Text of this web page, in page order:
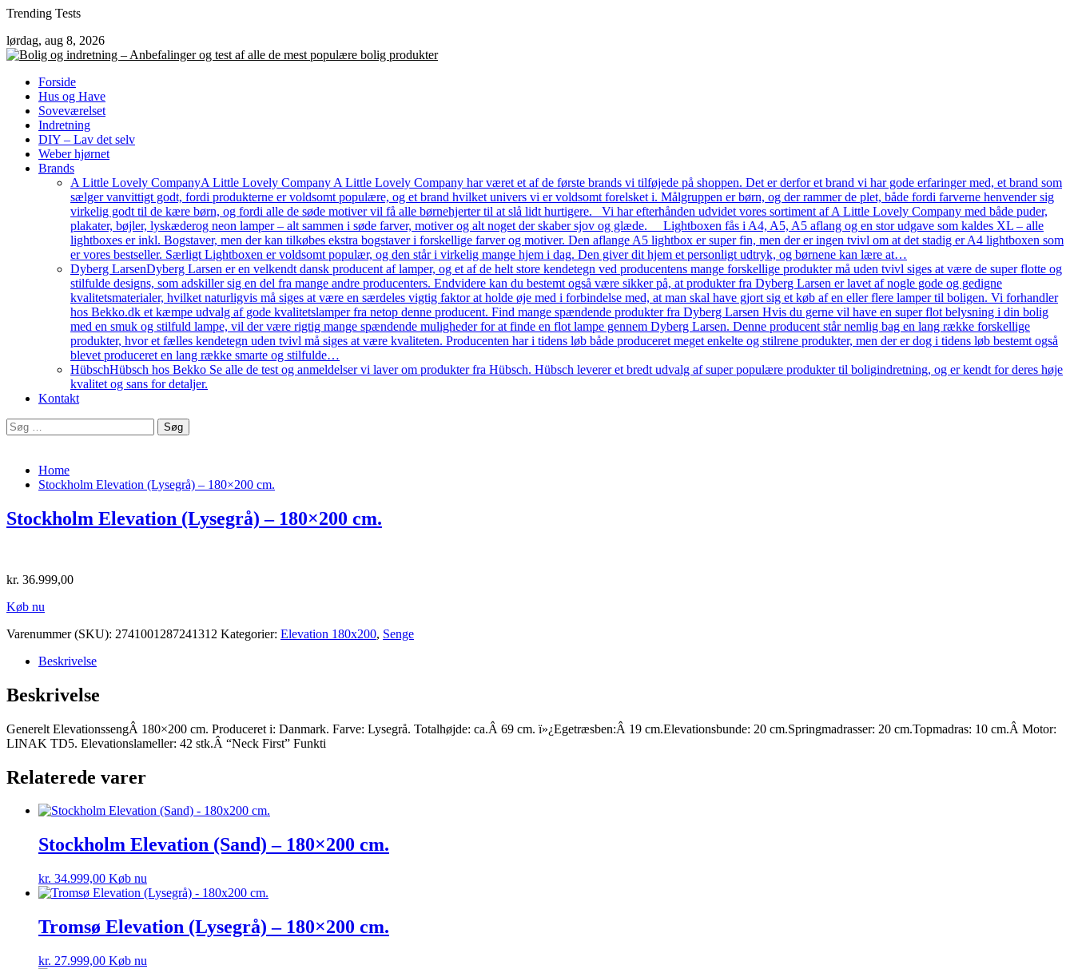
Skip
content
Trending Tests
lørdag, aug 8, 2026
Forside
Hus og Have
Soveværelset
Indretning
DIY – Lav det selv
Weber hjørnet
Brands
A Little Lovely CompanyA Little Lovely Company A Little Lovely Company har været et af de første brands vi tilføjede på shoppen. Det er derfor et brand vi har gode erfaringer med, et brand som
sælger vanvittigt godt, fordi produkterne er voldsomt populære, og et brand hvilket univers vi er voldsomt forelsket i. Målgruppen er børn, og der rammer de plet, både fordi farverne henvender sig
virkelig godt til de kære børn, og fordi alle de søde motiver vil få alle børnehjerter til at slå lidt hurtigere. Vi har efterhånden udvidet vores sortiment af A Little Lovely Company med både puder,
plakater, bøjler, lyskæderog neon lamper – alt sammen i søde farver, motiver og alt noget der skaber sjov og glæde. Lightboxen fås i A4, A5, A5 aflang og en stor udgave som kaldes XL – alle
lightboxes er inkl. Bogstaver, men der kan tilkøbes ekstra bogstaver i forskellige farver og motiver. Den aflange A5 lightbox er super fin, men der er ingen tvivl om at det stadig er A4 lightboxen som
er vores bestseller. Særligt Lightboxen er voldsomt populær, og den står i virkelig mange hjem i dag. Den giver dit hjem et personligt udtryk, og børnene kan lære at…
Dyberg LarsenDyberg Larsen er en velkendt dansk producent af lamper, og et af de helt store kendetegn ved producentens mange forskellige produkter må uden tvivl siges at være de super flotte og
stilfulde designs, som adskiller sig en del fra mange andre producenters. Endvidere kan du bestemt også være sikker på, at produkter fra Dyberg Larsen er lavet af nogle gode og gedigne
kvalitetsmaterialer, hvilket naturligvis må siges at være en særdeles vigtig faktor at holde øje med i forbindelse med, at man skal have gjort sig et køb af en eller flere lamper til boligen. Vi forhandler
hos Bekko.dk et kæmpe udvalg af gode kvalitetslamper fra netop denne producent. Find mange spændende produkter fra Dyberg Larsen Hvis du gerne vil have en super flot belysning i din bolig
med en smuk og stilfuld lampe, vil der være rigtig mange spændende muligheder for at finde en flot lampe gennem Dyberg Larsen. Denne producent står nemlig bag en lang række forskellige
produkter, hvor et fælles kendetegn uden tvivl må siges at være kvaliteten. Producenten har i tidens løb både produceret meget enkelte og stilrene produkter, men der er dog i tidens løb bestemt også
blevet produceret en lang række smarte og stilfulde…
HübschHübsch hos Bekko Se alle de test og anmeldelser vi laver om produkter fra Hübsch. Hübsch leverer et bredt udvalg af super populære produkter til boligindretning, og er kendt for deres høje
kvalitet og sans for detaljer.
Kontakt
Søg
efter:
Home
Stockholm Elevation (Lysegrå) – 180×200 cm.
Stockholm Elevation (Lysegrå) – 180×200 cm.
kr. 36.999,00
Køb nu
Varenummer (SKU): 2741001287241312 Kategorier: Elevation 180x200, Senge
Beskrivelse
Beskrivelse
Generelt ElevationssengÂ 180×200 cm. Produceret i: Danmark. Farve: Lysegrå. Totalhøjde: ca.Â 69 cm. ï»¿Egetræsben:Â 19 cm.Elevationsbunde: 20 cm.Springmadrasser: 20 cm.Topmadras: 10 cm.Â Motor:
LINAK TD5. Elevationslameller: 42 stk.Â “Neck First” Funkti
Relaterede varer
Stockholm Elevation (Sand) – 180×200 cm.
kr. 34.999,00 Køb nu
Tromsø Elevation (Lysegrå) – 180×200 cm.
kr. 27.999,00 Køb nu